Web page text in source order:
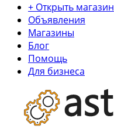
+ Открыть магазин
Объявления
Магазины
Блог
Помощь
Для бизнеса